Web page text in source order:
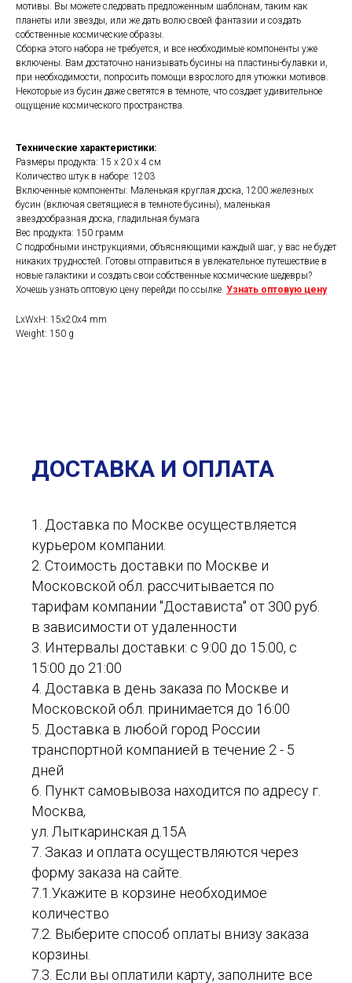
мотивы. Вы можете следовать предложенным шаблонам, таким как
планеты или звезды, или же дать волю своей фантазии и создать
собственные космические образы.
Сборка этого набора не требуется, и все необходимые компоненты уже
включены. Вам достаточно нанизывать бусины на пластины-булавки и,
при необходимости, попросить помощи взрослого для утюжки мотивов.
Некоторые из бусин даже светятся в темноте, что создает удивительное
ощущение космического пространства.
Технические характеристики:
Размеры продукта: 15 х 20 х 4 см
Количество штук в наборе: 1203
Включенные компоненты: Маленькая круглая доска, 1200 железных
бусин (включая светящиеся в темноте бусины), маленькая
звездообразная доска, гладильная бумага
Вес продукта: 150 грамм
С подробными инструкциями, объясняющими каждый шаг, у вас не будет
никаких трудностей. Готовы отправиться в увлекательное путешествие в
новые галактики и создать свои собственные космические шедевры?
Хочешь узнать оптовую цену перейди по ссылке. Узнать оптовую цену
LxWxH: 15x20x4 mm
Weight: 150 g
ДОСТАВКА И ОПЛАТА
1. Доставка по Москве осуществляется
курьером компании.
2. Стоимость доставки по Москве и
Московской обл. рассчитывается по
тарифам компании "Достависта" от 300 руб.
в зависимости от удаленности
3. Интервалы доставки: с 9:00 до 15:00, с
15:00 до 21:00
4. Доставка в день заказа по Москве и
Московской обл. принимается до 16:00
5. Доставка в любой город России
транспортной компанией в течение 2 - 5
дней
6. Пункт самовывоза находится по адресу г.
Москва,
ул. Лыткаринская д.15А
7. Заказ и оплата осуществляются через
форму заказа на сайте.
7.1.Укажите в корзине необходимое
количество
7.2. Выберите способ оплаты внизу заказа
корзины.
7.3. Если вы оплатили карту, заполните все